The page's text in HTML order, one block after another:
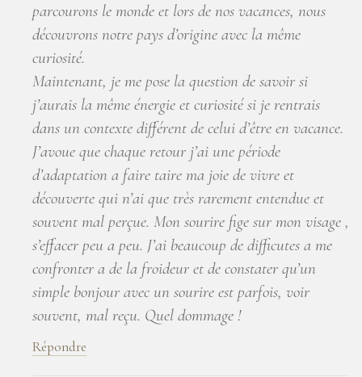
parcourons le monde et lors de nos vacances, nous
découvrons notre pays d’origine avec la même
curiosité.
Maintenant, je me pose la question de savoir si
j’aurais la même énergie et curiosité si je rentrais
dans un contexte différent de celui d’être en vacance.
J’avoue que chaque retour j’ai une période
d’adaptation a faire taire ma joie de vivre et
découverte qui n’ai que très rarement entendue et
souvent mal perçue. Mon sourire fige sur mon visage ,
s’effacer peu a peu. J’ai beaucoup de difficutes a me
confronter a de la froideur et de constater qu’un
simple bonjour avec un sourire est parfois, voir
souvent, mal reçu. Quel dommage !
Répondre